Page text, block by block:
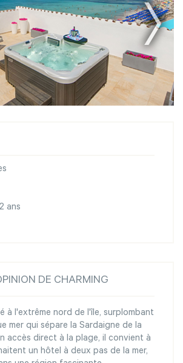
ans
DE CHARMING
à l'extrême nord de l'île, surplombant
mer qui sépare la Sardaigne de la
accès direct à la plage, il convient à
un hôtel à deux pas de la mer,